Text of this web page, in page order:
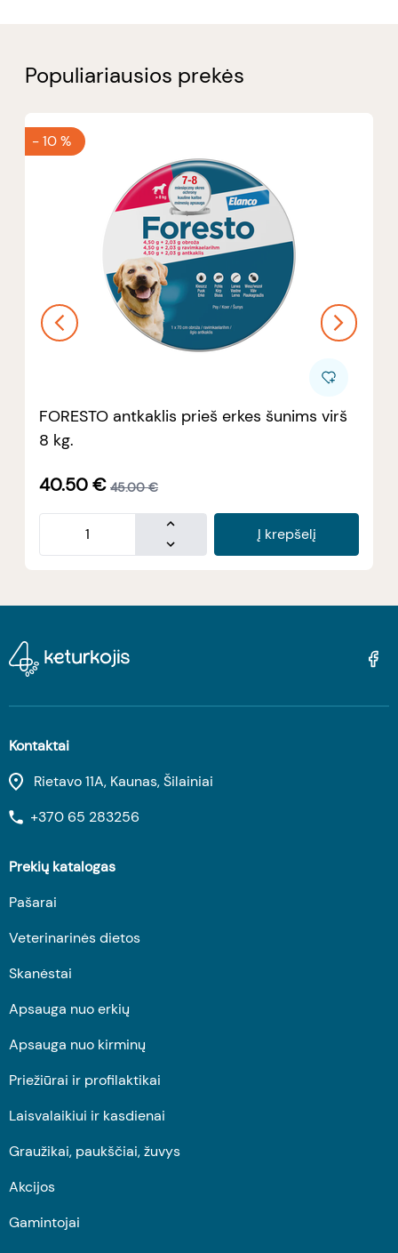
Populiariausios prekės
-10 %
FORESTO antkaklis prieš erkes šunims virš
8 kg.
40.50€ 45.00 €
Į krepšelį
Kontaktai
Rietavo 11A, Kaunas, Šilainiai
+370 65 283256
Prekių katalogas
Pašarai
Veterinarinės dietos
Skanėstai
Apsauga nuo erkių
Apsauga nuo kirminų
Priežiūrai ir profilaktikai
Laisvalaikiui ir kasdienai
Graužikai, paukščiai, žuvys
Akcijos
Gamintojai